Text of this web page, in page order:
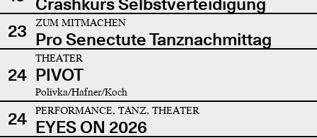
23
ZUM MITMACHEN
Pro Senectute Tanznachmittag
24
THEATER
PIVOT
Polivka/Hafner/Koch
24 PERFORMANCE, TANZ, THEATER
EYES ON 2026